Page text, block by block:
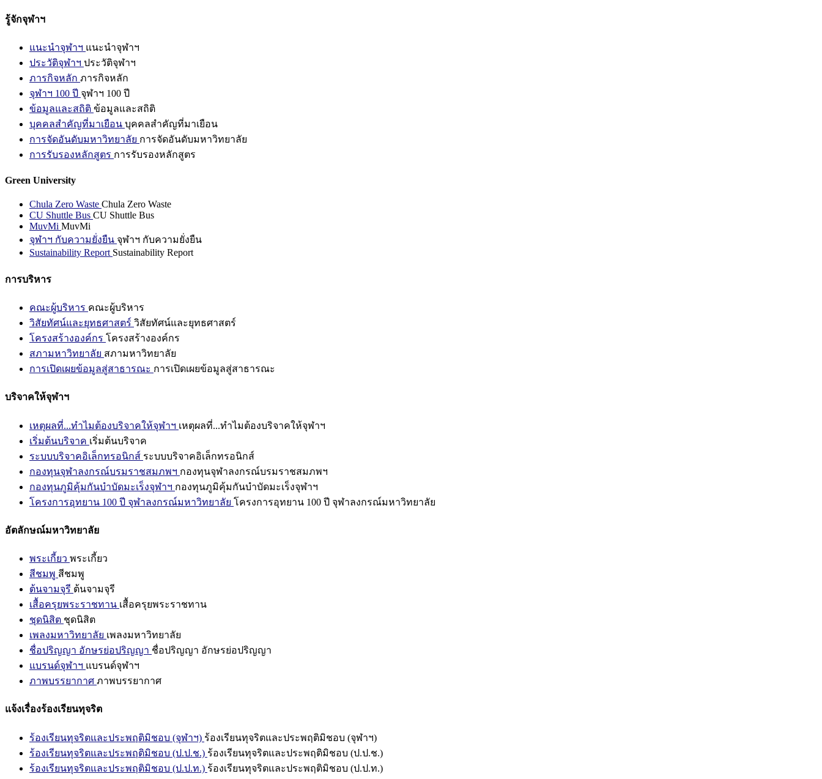
รู้จักจุฬาฯ
แนะนำจุฬาฯ แนะนำจุฬาฯ
ประวัติจุฬาฯ ประวัติจุฬาฯ
ภารกิจหลัก ภารกิจหลัก
จุฬาฯ 100 ปี จุฬาฯ 100 ปี
ข้อมูลและสถิติ ข้อมูลและสถิติ
บุคคลสำคัญที่มาเยือน บุคคลสำคัญที่มาเยือน
การจัดอันดับมหาวิทยาลัย การจัดอันดับมหาวิทยาลัย
การรับรองหลักสูตร การรับรองหลักสูตร
Green University
Chula Zero Waste Chula Zero Waste
CU Shuttle Bus CU Shuttle Bus
MuvMi MuvMi
จุฬาฯ กับความยั่งยืน จุฬาฯ กับความยั่งยืน
Sustainability Report Sustainability Report
การบริหาร
คณะผู้บริหาร คณะผู้บริหาร
วิสัยทัศน์และยุทธศาสตร์ วิสัยทัศน์และยุทธศาสตร์
โครงสร้างองค์กร โครงสร้างองค์กร
สภามหาวิทยาลัย สภามหาวิทยาลัย
การเปิดเผยข้อมูลสู่สาธารณะ การเปิดเผยข้อมูลสู่สาธารณะ
บริจาคให้จุฬาฯ
เหตุผลที่...ทำไมต้องบริจาคให้จุฬาฯ เหตุผลที่...ทำไมต้องบริจาคให้จุฬาฯ
เริ่มต้นบริจาค เริ่มต้นบริจาค
ระบบบริจาคอิเล็กทรอนิกส์ ระบบบริจาคอิเล็กทรอนิกส์
กองทุนจุฬาลงกรณ์บรมราชสมภพฯ กองทุนจุฬาลงกรณ์บรมราชสมภพฯ
กองทุนภูมิคุ้มกันบำบัดมะเร็งจุฬาฯ กองทุนภูมิคุ้มกันบำบัดมะเร็งจุฬาฯ
โครงการอุทยาน 100 ปี จุฬาลงกรณ์มหาวิทยาลัย โครงการอุทยาน 100 ปี จุฬาลงกรณ์มหาวิทยาลัย
อัตลักษณ์มหาวิทยาลัย
พระเกี้ยว พระเกี้ยว
สีชมพู สีชมพู
ต้นจามจุรี ต้นจามจุรี
เสื้อครุยพระราชทาน เสื้อครุยพระราชทาน
ชุดนิสิต ชุดนิสิต
เพลงมหาวิทยาลัย เพลงมหาวิทยาลัย
ชื่อปริญญา อักษรย่อปริญญา ชื่อปริญญา อักษรย่อปริญญา
แบรนด์จุฬาฯ แบรนด์จุฬาฯ
ภาพบรรยากาศ ภาพบรรยากาศ
แจ้งเรื่องร้องเรียนทุจริต
ร้องเรียนทุจริตและประพฤติมิชอบ (จุฬาฯ) ร้องเรียนทุจริตและประพฤติมิชอบ (จุฬาฯ)
ร้องเรียนทุจริตและประพฤติมิชอบ (ป.ป.ช.) ร้องเรียนทุจริตและประพฤติมิชอบ (ป.ป.ช.)
ร้องเรียนทุจริตและประพฤติมิชอบ (ป.ป.ท.) ร้องเรียนทุจริตและประพฤติมิชอบ (ป.ป.ท.)